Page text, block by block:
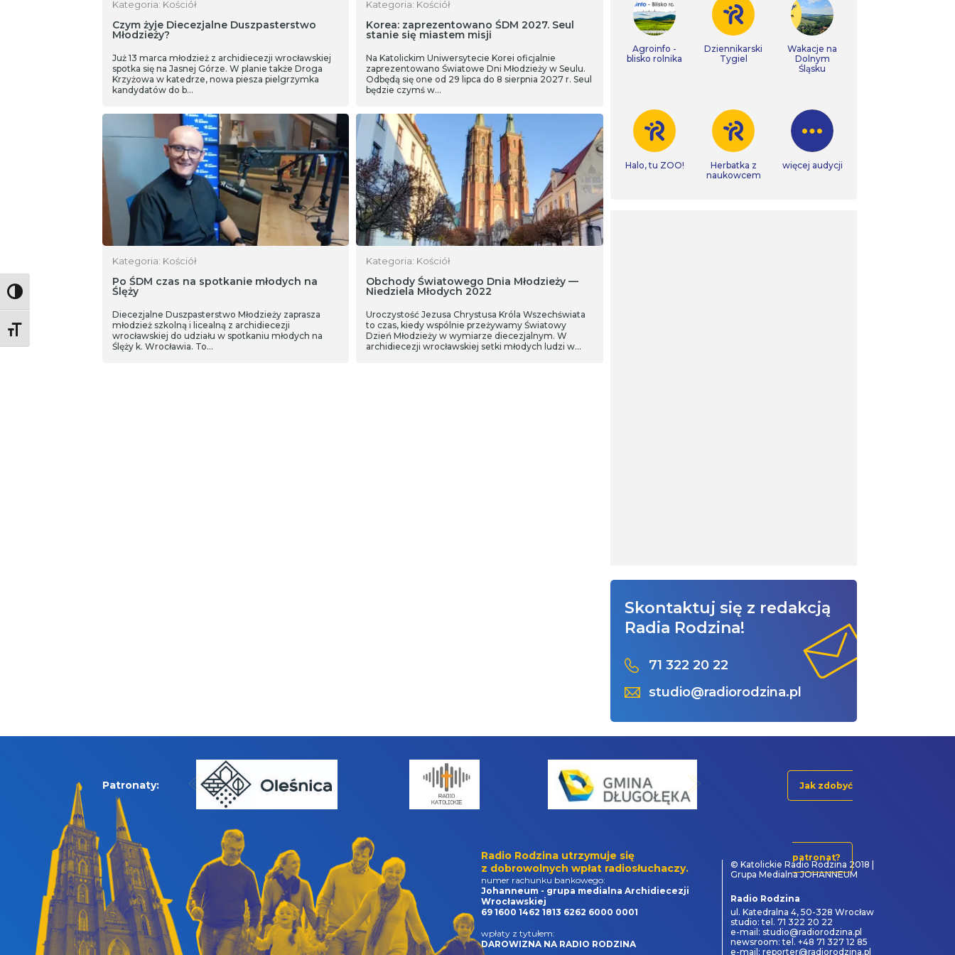
Toggle High Contrast
Toggle Font size
Kategoria: Kościół
Czym żyje Diecezjalne Duszpasterstwo
Młodzieży?
Już 13 marca młodzież z archidiecezji wrocławskiej
spotka się na Jasnej Górze. W planie także Droga
Krzyżowa w katedrze, nowa piesza pielgrzymka
kandydatów do b…
Kategoria: Kościół
Korea: zaprezentowano ŚDM 2027. Seul
stanie się miastem misji
Na Katolickim Uniwersytecie Korei oficjalnie
zaprezentowano Światowe Dni Młodzieży w Seulu.
Odbędą się one od 29 lipca do 8 sierpnia 2027 r. Seul
będzie czymś w…
Kategoria: Kościół
Po ŚDM czas na spotkanie młodych na
Ślęży
Diecezjalne Duszpasterstwo Młodzieży zaprasza
młodzież szkolną i licealną z archidiecezji
wrocławskiej do udziału w spotkaniu młodych na
Ślęży k. Wrocławia. To…
Kategoria: Kościół
Obchody Światowego Dnia Młodzieży —
Niedziela Młodych 2022
Uroczystość Jezusa Chrystusa Króla Wszechświata
to czas, kiedy wspólnie przeżywamy Światowy
Dzień Młodzieży w wymiarze diecezjalnym. W
archidiecezji wrocławskiej setki młodych ludzi w
Agroinfo -
blisko rolnika
Dziennikarski
Tygiel
Wakacje na
Dolnym
Śląsku
Halo, tu ZOO!
Herbatka z
naukowcem
więcej audycji
Skontaktuj się z redakcją
Radia Rodzina!
71 322 20 22
studio@radiorodzina.pl
Patronaty: Jak zdobyć
patronat?
Radio Rodzina utrzymuje się
z dobrowolnych wpłat radiosłuchaczy.
numer rachunku bankowego:
Johanneum - grupa medialna Archidiecezji
Wrocławskiej
69 1600 1462 1813 6262 6000 0001
wpłaty z tytułem:
DAROWIZNA NA RADIO RODZINA
© Katolickie Radio Rodzina 2018 |
Grupa Medialna JOHANNEUM
Radio Rodzina
ul. Katedralna 4, 50-328 Wrocław
studio: tel. 71 322 20 22
e-mail: studio@radiorodzina.pl
newsroom: tel. +48 71 327 12 85
e-mail: reporter@radiorodzina.pl